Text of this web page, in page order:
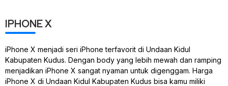
IPHONE X
iPhone X menjadi seri iPhone terfavorit di Undaan Kidul
Kabupaten Kudus. Dengan body yang lebih mewah dan ramping
menjadikan iPhone X sangat nyaman untuk digenggam. Harga
iPhone X di Undaan Kidul Kabupaten Kudus bisa kamu miliki